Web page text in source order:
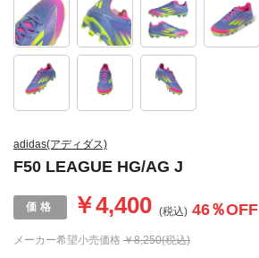
adidas(アディダス)
F50 LEAGUE HG/AG J
メーカー希望小売価格 ￥8,250(税込)
￥4,400 (税込) 46％OFF